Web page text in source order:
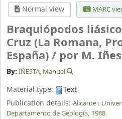
Normal view MARC
Braquiópodos
Cruz (La Romana,
España) / por M.
By: IÑESTA, Manuel
Material type:
Text
Publication details: Alicante :
Departamento de Geología, 1988